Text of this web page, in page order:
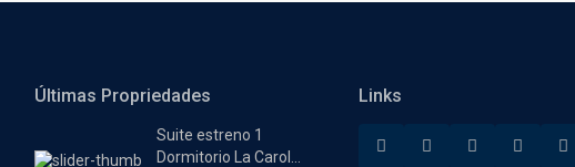
Últimas Propriedades
Suite estreno 1
Dormitorio La Carol...
Links